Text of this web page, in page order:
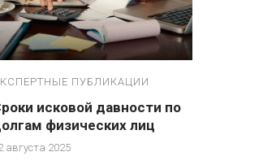
ПУБЛИКАЦИИ
исковой давности по
физических лиц
августа 2025